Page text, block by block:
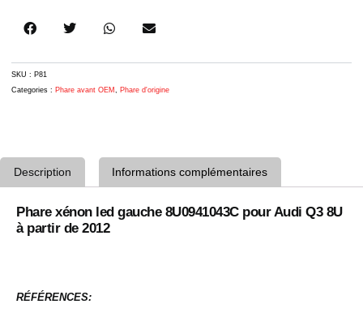
2014-
SKU : P81
Categories : Phare avant OEM Phare d'origine
Description Informations complémentaires
Phare xénon led gauche 8U0941043C pour Audi Q3 8U
à partir de 2012
RÉFÉRENCES: